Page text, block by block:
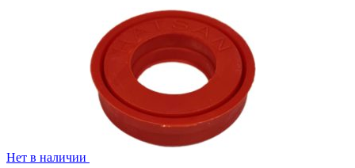
Нет в наличии